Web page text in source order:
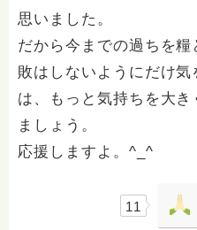
思いました。
だから今までの過ちを
敗はしないようにだけ
は、もっと気持ちを大
ましょう。
応援しますよ。^_^
11